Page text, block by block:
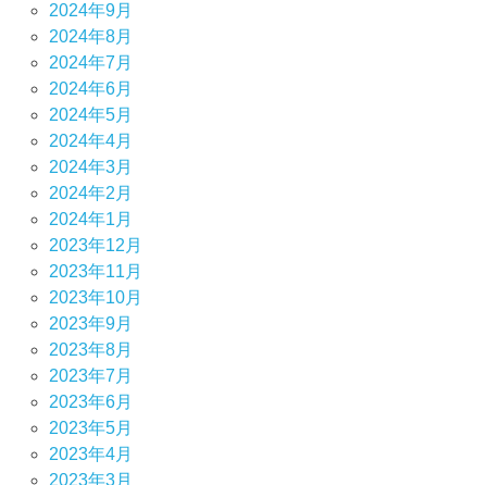
2024年9月
2024年8月
2024年7月
2024年6月
2024年5月
2024年4月
2024年3月
2024年2月
2024年1月
2023年12月
2023年11月
2023年10月
2023年9月
2023年8月
2023年7月
2023年6月
2023年5月
2023年4月
2023年3月